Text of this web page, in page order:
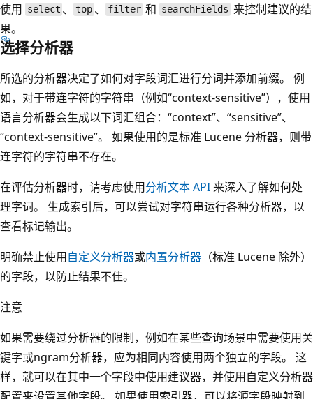
使用 select 、top、 filter 和 searchFields 来控制建议的结
果。
选择分析器
所选的分析器决定了如何对字段词汇进行分词并添加前缀。 例
如，对于带连字符的字符串（例如“context-sensitive”），使用
语言分析器会生成以下词汇组合：“context”、“sensitive”、
“context-sensitive”。 如果使用的是标准 Lucene 分析器，则带
连字符的字符串不存在。
在评估分析器时，请考虑使用分析文本 API 来深入了解如何处
理字词。 生成索引后，可以尝试对字符串运行各种分析器，以
查看标记输出。
明确禁止使用自定义分析器或内置分析器 （标准 Lucene 除外）
的字段，以防止结果不佳。
注意
如果需要绕过分析器的限制，例如在某些查询场景中需要使用关
键字或ngram分析器，应为相同内容使用两个独立的字段。 这
样，就可以在其中一个字段中使用建议器，并使用自定义分析器